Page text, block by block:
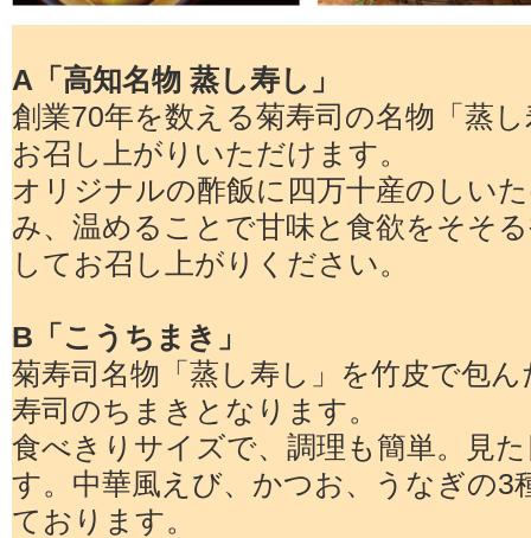
A「高知名物 蒸し寿し」
創業70年を数える菊寿司の名物「蒸
お召し上がりいただけます。
オリジナルの酢飯に四万十産のしい
み、温めることで甘味と食欲をそそ
してお召し上がりください。
B「こうちまき」
菊寿司名物「蒸し寿し」を竹皮で包
寿司のちまきとなります。
食べきりサイズで、調理も簡単。見
す。中華風えび、かつお、うなぎの3
ております。